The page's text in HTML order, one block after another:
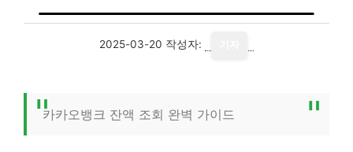
2025-03-20 작성자:
카카오뱅크 잔액 조회 완벽 가이드